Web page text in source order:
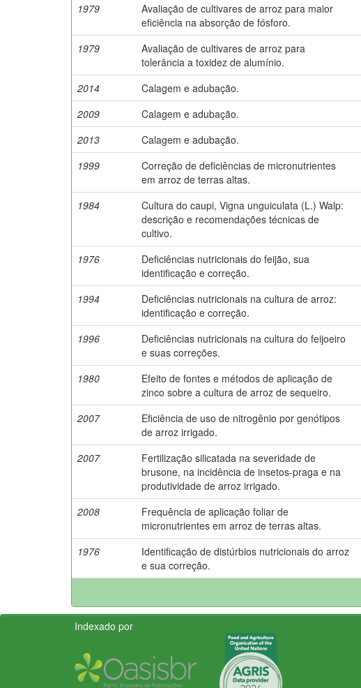
1979
Avaliação de cultivares de arroz para maior
eficiência na absorção de fósforo.
1979
Avaliação de cultivares de arroz para
tolerância a toxidez de alumínio.
2014 Calagem e adubação.
2009
Calagem e adubação.
2013
Calagem e adubação.
1999
Correção de deficiências de micronutrientes
em arroz de terras altas.
1984
Cultura do caupi, Vigna unguiculata (L.) Walp:
descrição e recomendações técnicas de
cultivo.
1976
Deficiências nutricionais do feijão, sua
identificação e correção.
1994
Deficiências nutricionais na cultura de arroz:
identificação e correção.
1996
Deficiências nutricionais na cultura do feijoeiro
e suas correções.
1980
Efeito de fontes e métodos de aplicação de
zinco sobre a cultura de arroz de sequeiro.
2007
Eficiência de uso de nitrogênio por genótipos
de arroz irrigado.
2007
Fertilização silicatada na severidade de
brusone, na incidência de insetos-praga e na
produtividade de arroz irrigado.
2008
Frequência de aplicação foliar de
micronutrientes em arroz de terras altas.
1976
Identificação de distúrbios nutricionais do arroz
e sua correção.
Indexado por